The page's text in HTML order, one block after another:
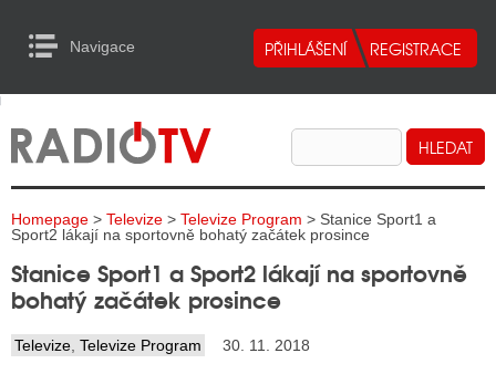
Navigace
RADIA
TELEVIZE
INTERNET
TISK
RADIA
to Content
Homepage > Televize > Televize Program > Stanice Sport1 a
Sport2 lákají na sportovně bohatý začátek prosince
Stanice Sport1 a Sport2 lákají na sportovně
bohatý začátek prosince
Televize Televize Program 30. 11. 2018